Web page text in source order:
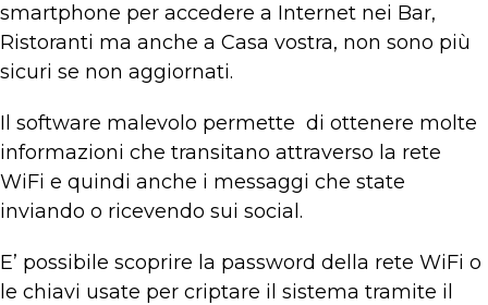
smartphone per accedere a Internet nei Bar,
Ristoranti ma anche a Casa vostra, non sono più
sicuri se non aggiornati.
Il software malevolo permette di ottenere molte
informazioni che transitano attraverso la rete
WiFi e quindi anche i messaggi che state
inviando o ricevendo sui social.
E’ possibile scoprire la password della rete WiFi o
le chiavi usate per criptare il sistema tramite il